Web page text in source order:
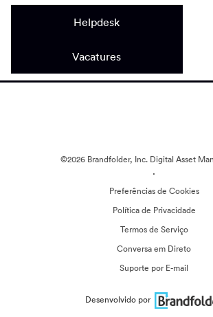
Helpdesk
Vacatures
©2026 Brandfolder, Inc. Digital Asset
·
Preferências de Cookies
Política de Privacidade
Termos de Serviço
Conversa em Direto
Suporte por E-mail
Desenvolvido por